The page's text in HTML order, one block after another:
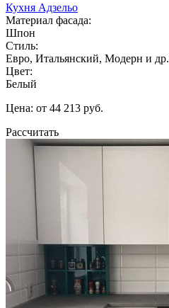
Кухня Адзельо
Материал фасада:
Шпон
Стиль:
Евро, Итальянский, Модерн и др.
Цвет:
Белый
Цена: от 44 213 руб.
Рассчитать